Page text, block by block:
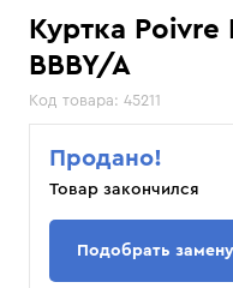
Куртка Poivre
BBBY/A
Код товара: 45211
Продано!
Товар закончился
Подобрать замену